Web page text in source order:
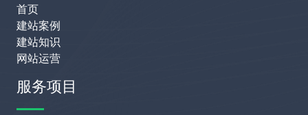
首页
建站案例
建站知识
网站运营
服务项目